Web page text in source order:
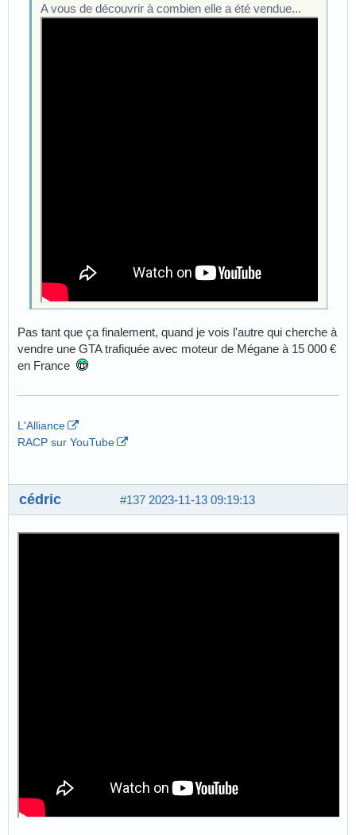
A vous de découvrir à combien elle a été vendue...
Pas tant que ça finalement, quand je vois l'autre qui cherche à
vendre une GTA trafiquée avec moteur de Mégane à 15 000 €
en France
L'Alliance
RACP sur YouTube
#137 2023-11-13 09:19:13
cédric